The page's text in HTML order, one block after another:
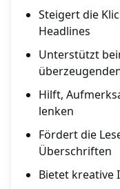
Steigert die
Headlines
Unterstützt
Hilft,
lenken
Fördert die
Überschriften
Bietet kreative